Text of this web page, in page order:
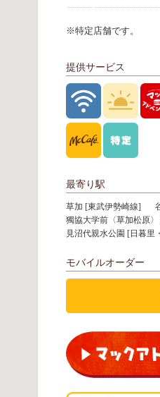
※特定店舗です。
提供サービス
最寄り駅
草加 [東武伊勢崎線]
獨協大学前〈草加松原
見沼代親水公園 [日暮里
モバイルオーダー